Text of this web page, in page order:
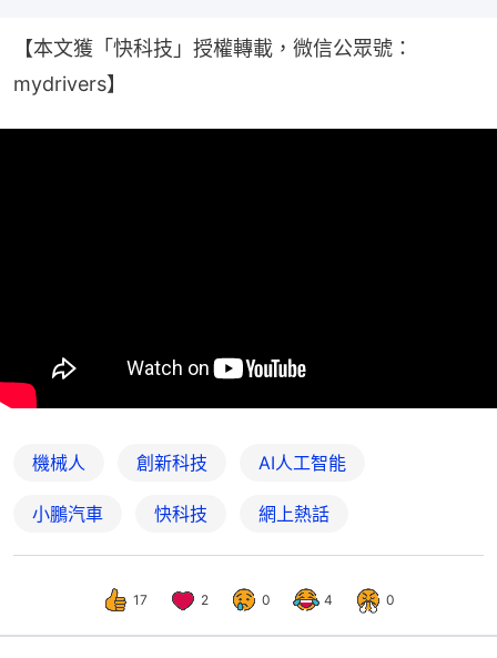
【本文獲「快科技」授權轉載，微信公眾號：
mydrivers】
機械人 創新科技 AI人工智能
小鵬汽車 快科技 網上熱話
17 2 0 4 0